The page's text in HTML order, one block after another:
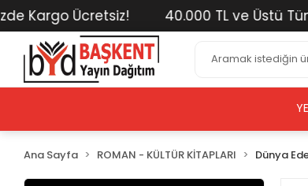
Ücretsiz! 40.000 TL ve Üstü Tüm
Ana Sayfa ROMAN - KÜLTÜR KİTAPLARI Dünya